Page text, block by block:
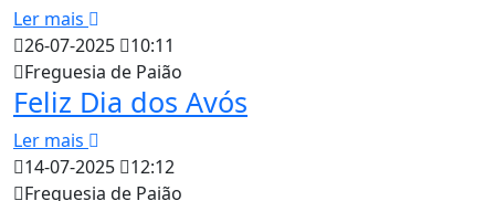
Ler mais
26-07-2025
10:11
Freguesia de Paião
Feliz Dia dos Avós
Ler mais
14-07-2025
12:12
Freguesia de Paião